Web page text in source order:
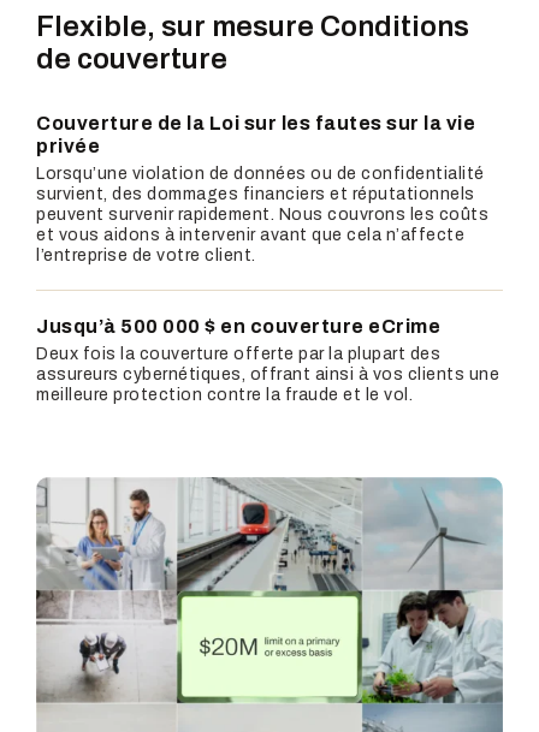
Flexible, sur mesure Conditions
de couverture
Couverture de la Loi sur les fautes sur la vie
privée
Lorsqu’une violation de données ou de confidentialité
survient, des dommages financiers et réputationnels
peuvent survenir rapidement. Nous couvrons les coûts
et vous aidons à intervenir avant que cela n’affecte
l’entreprise de votre client.
Jusqu’à 500 000 $ en couverture eCrime
Deux fois la couverture offerte par la plupart des
assureurs cybernétiques, offrant ainsi à vos clients une
meilleure protection contre la fraude et le vol.